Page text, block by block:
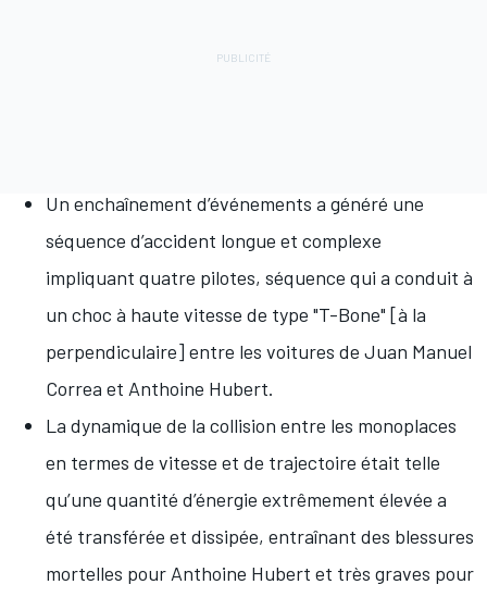
Un enchaînement d’événements a généré une
séquence d’accident longue et complexe
impliquant quatre pilotes, séquence qui a conduit à
un choc à haute vitesse de type "T-Bone" [à la
perpendiculaire] entre les voitures de Juan Manuel
Correa et Anthoine Hubert.
La dynamique de la collision entre les monoplaces
en termes de vitesse et de trajectoire était telle
qu’une quantité d’énergie extrêmement élevée a
été transférée et dissipée, entraînant des blessures
mortelles pour Anthoine Hubert et très graves pour